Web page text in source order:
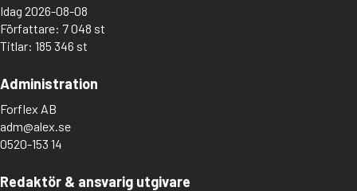
Idag 2026-08-08
Författare: 7 048 st
Titlar: 185 346 st
Administration
Forflex AB
adm@alex.se
0520-153 14
Redaktör & ansvarig utgivare